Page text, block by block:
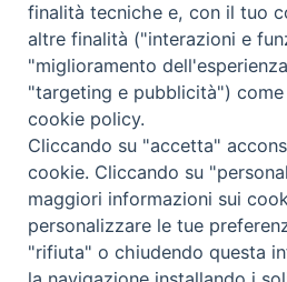
Copyright © 2019 -
Trentina Editrice
Privacy Policy
finalità tecniche e, con il tuo
altre finalità ("interazioni e
"miglioramento
"targeting e pubblicità")
cookie policy.
Cliccando su "accetta"
cookie. Cliccando su
maggiori informazioni sui
personalizzare le tue
"rifiuta" o chiudendo questa